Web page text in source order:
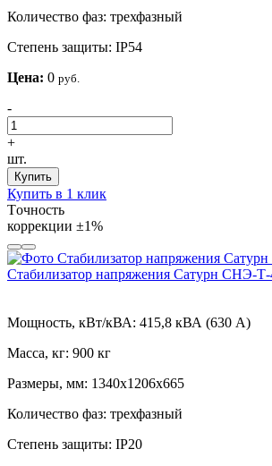
Количество фаз: трехфазный
Степень защиты: IP54
Цена: 0 руб.
-
+
шт.
Купить
Купить в 1 клик
Tочность
коррекции ±1%
Стабилизатор напряжения Сатурн СНЭ-Т-
Мощность, кВт/кВА: 415,8 кВА (630 А)
Масса, кг: 900 кг
Размеры, мм: 1340х1206х665
Количество фаз: трехфазный
Степень защиты: IP20